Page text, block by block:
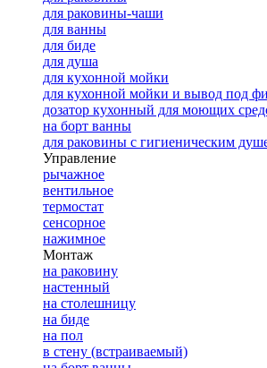
для раковины-чаши
для ванны
для биде
для душа
для кухонной мойки
для кухонной мойки и вывод под
дозатор кухонный для моющих
на борт ванны
для раковины с гигиеническим
Управление
рычажное
вентильное
термостат
сенсорное
нажимное
Монтаж
на раковину
настенный
на столешницу
на биде
на пол
в стену (встраиваемый)